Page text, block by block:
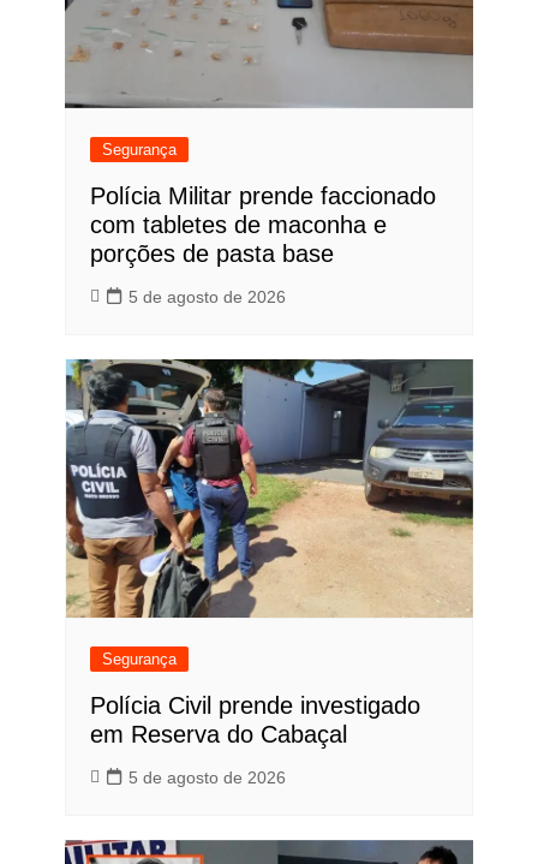
Segurança
Polícia Militar prende faccionado
com tabletes de maconha e
porções de pasta base
5 de agosto de 2026
Segurança
Polícia Civil prende investigado
em Reserva do Cabaçal
5 de agosto de 2026